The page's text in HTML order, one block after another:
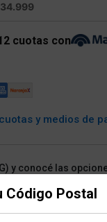
Código Postal
cuotas con
y medios de
y conocé las